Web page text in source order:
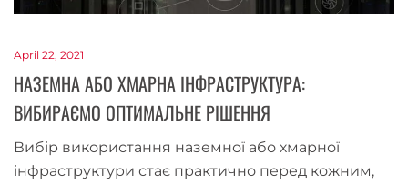
April 22, 2021
НАЗЕМНА АБО ХМАРНА ІНФРАСТРУКТУРА:
ВИБИРАЄМО ОПТИМАЛЬНЕ РІШЕННЯ
Вибір використання наземної або хмарної
інфраструктури стає практично перед кожним,